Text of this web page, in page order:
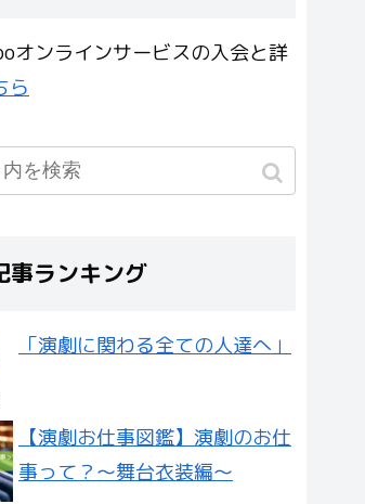
オンラインサービスの入会と詳
ら
事ランキング
「演劇に関わる全ての人達へ」
【演劇お仕事図鑑】演劇のお仕
事って？〜舞台衣装編〜